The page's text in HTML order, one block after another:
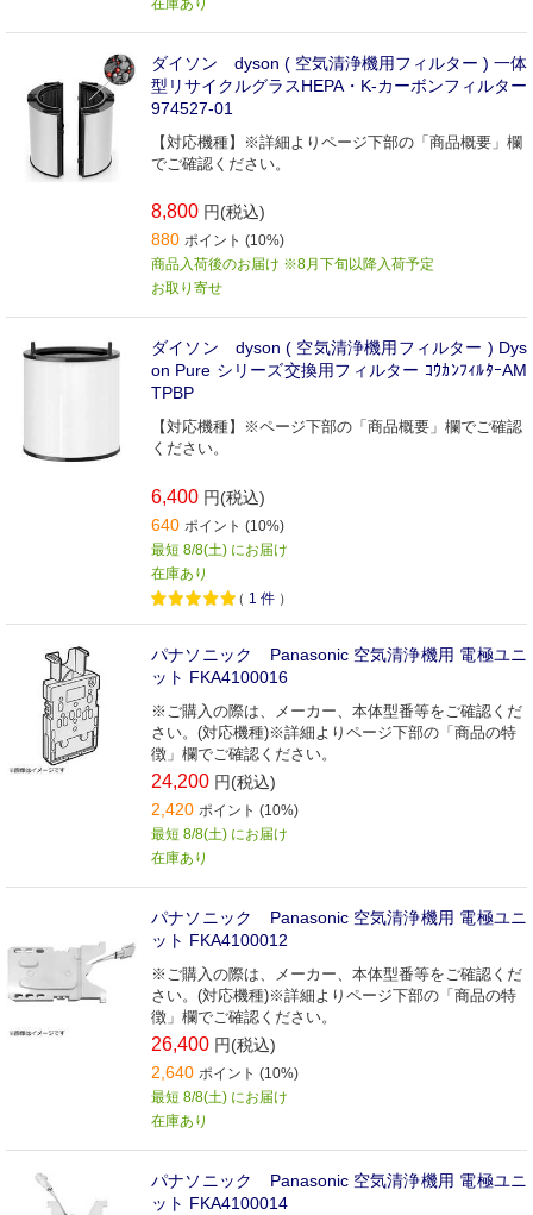
ダイソン dyson ( 空気清浄機用フィルター ) 一体
型リサイクルグラスHEPA・K‐カーボンフィルター
974527-01
【対応機種】※詳細よりページ下部の「商品概要」欄
でご確認ください。
8,800 円(税込)
880 ポイント (10%)
商品入荷後のお届け ※8月下旬以降入荷予定
お取り寄せ
ダイソン dyson ( 空気清浄機用フィルター ) Dys
on Pure シリーズ交換用フィルター ｺｳｶﾝﾌｨﾙﾀｰAM
TPBP
【対応機種】※ページ下部の「商品概要」欄でご確認
ください。
6,400 円(税込)
640 ポイント (10%)
最短 8/8(土) にお届け
在庫あり
（ 1 件 ）
パナソニック Panasonic 空気清浄機用 電極ユニ
ット FKA4100016
※ご購入の際は、メーカー、本体型番等をご確認くだ
さい。(対応機種)※詳細よりページ下部の「商品の特
徴」欄でご確認ください。
24,200 円(税込)
2,420 ポイント (10%)
最短 8/8(土) にお届け
在庫あり
パナソニック Panasonic 空気清浄機用 電極ユニ
ット FKA4100012
※ご購入の際は、メーカー、本体型番等をご確認くだ
さい。(対応機種)※詳細よりページ下部の「商品の特
徴」欄でご確認ください。
26,400 円(税込)
2,640 ポイント (10%)
最短 8/8(土) にお届け
在庫あり
パナソニック Panasonic 空気清浄機用 電極ユニ
ット FKA4100014